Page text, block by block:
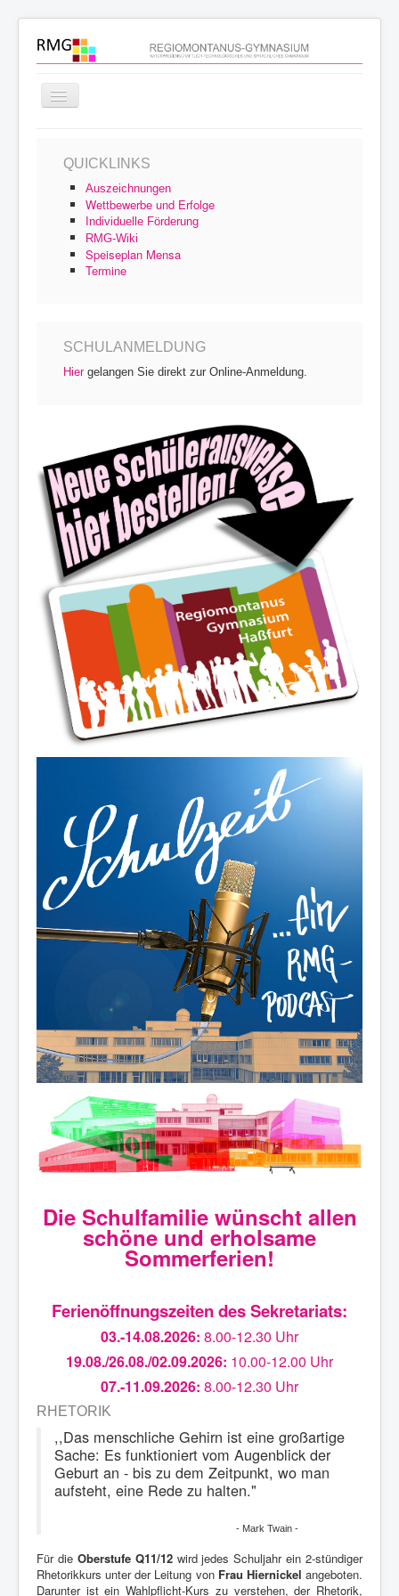
Navigation
an/aus
Schulprofil
Schulfamilie
Unterricht
Schulleben
Die Schulfamilie wünscht allen
schöne und erholsame
Sommerferien!
Ferienöffnungszeiten des Sekretariats:
03.-14.08.2026:8.00-12.30 Uhr
19.08./26.08./02.09.2026:
10.00-12.00 Uhr
07.-11.09.2026:8.00-12.30 Uhr
QUICKLINKS
Auszeichnungen
Wettbewerbe und Erfolge
Individuelle Förderung
RMG-Wiki
Speiseplan Mensa
Termine
SCHULANMELDUNG
Hiergelangen Sie direkt zur Online-Anmeldung.
Die Schulfamilie wünscht allen
schöne und erholsame
Sommerferien!
Ferienöffnungszeiten des Sekretariats:
03.-14.08.2026: 8.00-12.30 Uhr
19.08./26.08./02.09.2026: 10.00-12.00 Uhr
07.-11.09.2026: 8.00-12.30 Uhr
RHETORIK
,,Das menschliche Gehirn ist eine großartige
Sache: Es funktioniert vom Augenblick der
Geburt an - bis zu dem Zeitpunkt, wo man
aufsteht, eine Rede zu halten."
- Mark Twain -
Für die Oberstufe Q11/12 wird jedes Schuljahr ein 2-stündiger
Rhetorikkurs unter der Leitung von Frau Hiernickelangeboten.
Darunter ist ein Wahlpflicht-Kurs zu verstehen, der Rhetorik,